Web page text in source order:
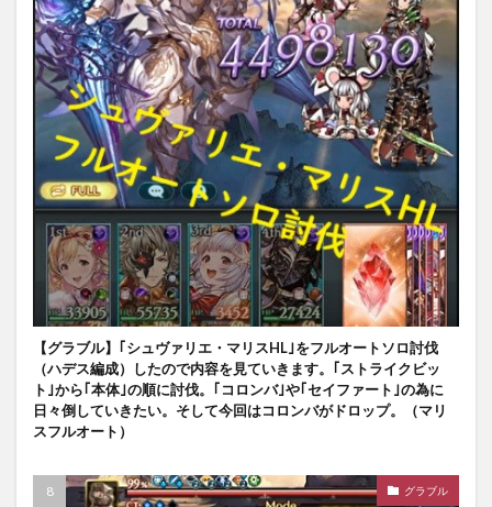
【グラブル】｢シュヴァリエ・マリスHL｣をフルオートソロ討伐
（ハデス編成）したので内容を見ていきます。｢ストライクビッ
ト｣から｢本体｣の順に討伐。｢コロンバ｣や｢セイファート｣の為に
日々倒していきたい。そして今回はコロンバがドロップ。（マリ
スフルオート）
グラブル